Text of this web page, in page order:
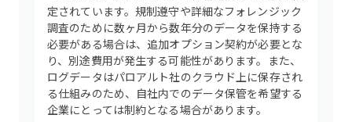
定されています。規制遵守や詳細なフォレンジック
調査のために数ヶ月から数年分のデータを保持する
必要がある場合は、追加オプション契約が必要とな
り、別途費用が発生する可能性があります。また、
ログデータはパロアルト社のクラウド上に保存され
る仕組みのため、自社内でのデータ保管を希望する
企業にとっては制約となる場合があります。